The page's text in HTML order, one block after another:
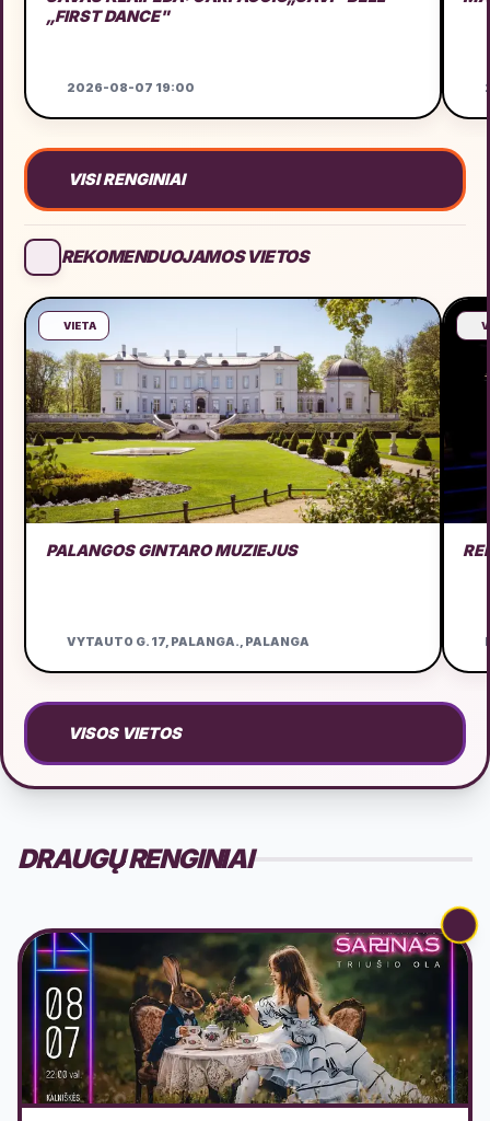
„FIRST DANCE"
2026-08-07 19:00
VISI RENGINIAI
REKOMENDUOJAMOS VIETOS
VIETA
PALANGOS GINTARO MUZIEJUS
VYTAUTO G. 17, PALANGA., PALANGA
VISOS VIETOS
DRAUGŲ RENGINIAI